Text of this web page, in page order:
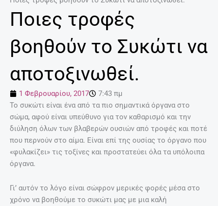
Ποιες τροφές
βοηθούν το Συκώτι να
αποτοξινωθεί.
1 Φεβρουαρίου, 2017
7:43 πμ
Το συκώτι είναι ένα από τα πιο σημαντικά όργανα στο
σώμα, αφού είναι υπεύθυνο για τον καθαρισμό και την
διύληση όλων των βλαβερών ουσιών από τροφές και ποτέ
που περνούν στο αίμα. Είναι επί της ουσίας το όργανο που
«φυλακίζει» τις τοξίνες και προστατεύει όλα τα υπόλοιπα
όργανα.
Γι’ αυτόν το λόγο είναι σώφρον μερικές φορές μέσα στο
χρόνο να βοηθούμε το συκώτι μας με μια καλή